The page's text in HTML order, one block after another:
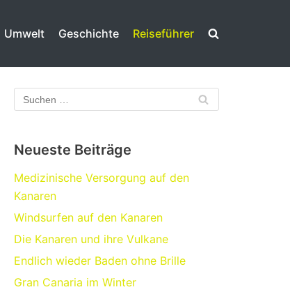
Umwelt Geschichte Reiseführer
Neueste Beiträge
Medizinische Versorgung auf den
Kanaren
Windsurfen auf den Kanaren
Die Kanaren und ihre Vulkane
Endlich wieder Baden ohne Brille
Gran Canaria im Winter